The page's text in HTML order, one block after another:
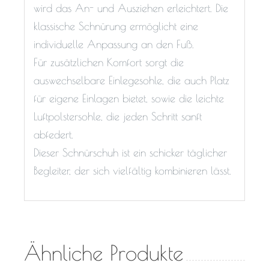
wird das An- und Ausziehen erleichtert. Die
klassische Schnürung ermöglicht eine
individuelle Anpassung an den Fuß.
Für zusätzlichen Komfort sorgt die
auswechselbare Einlegesohle, die auch Platz
für eigene Einlagen bietet, sowie die leichte
Luftpolstersohle, die jeden Schritt sanft
abfedert.
Dieser Schnürschuh ist ein schicker täglicher
Begleiter, der sich vielfältig kombinieren lässt.
Ähnliche Produkte